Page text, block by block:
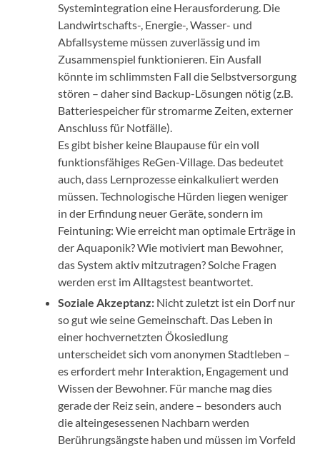
Systemintegration eine Herausforderung. Die
Landwirtschafts-, Energie-, Wasser- und
Abfallsysteme müssen zuverlässig und im
Zusammenspiel funktionieren. Ein Ausfall
könnte im schlimmsten Fall die Selbstversorgung
stören – daher sind Backup-Lösungen nötig (z.B.
Batteriespeicher für stromarme Zeiten, externer
Anschluss für Notfälle).
Es gibt bisher keine Blaupause für ein voll
funktionsfähiges ReGen-Village. Das bedeutet
auch, dass Lernprozesse einkalkuliert werden
müssen. Technologische Hürden liegen weniger
in der Erfindung neuer Geräte, sondern im
Feintuning: Wie erreicht man optimale Erträge in
der Aquaponik? Wie motiviert man Bewohner,
das System aktiv mitzutragen? Solche Fragen
werden erst im Alltagstest beantwortet.
Soziale Akzeptanz: Nicht zuletzt ist ein Dorf nur
so gut wie seine Gemeinschaft. Das Leben in
einer hochvernetzten Ökosiedlung
unterscheidet sich vom anonymen Stadtleben –
es erfordert mehr Interaktion, Engagement und
Wissen der Bewohner. Für manche mag dies
gerade der Reiz sein, andere – besonders auch
die alteingesessenen Nachbarn werden
Berührungsängste haben und müssen im Vorfeld